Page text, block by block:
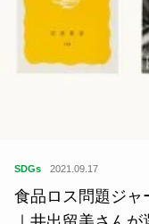
SDGs 2021.09.17
食品ロス問題ジャ